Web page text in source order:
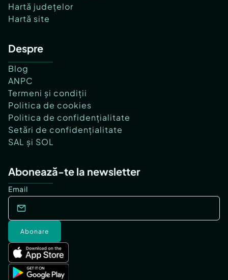
Hartă județelor
Hartă site
Despre
Blog
ANPC
Termeni și condiții
Politica de cookies
Politica de confidențialitate
Setări de confidențialitate
SAL și SOL
Abonează-te la newsletter
Email
Abonare